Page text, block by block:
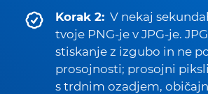
Korak 2: V nekaj
tvoje PNG-je v JPG-je.
stiskanje z izgubo in ne
prosojnosti; prosojni
s trdnim ozadjem,